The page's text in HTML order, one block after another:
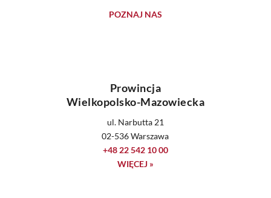
POZNAJ NAS
Prowincja
Wielkopolsko-Mazowiecka
ul. Narbutta 21
02-536 Warszawa
+48 22 542 10 00
WIĘCEJ »